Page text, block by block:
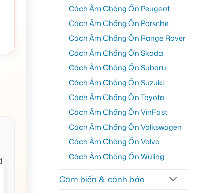
Cách Âm Chống Ồn Peugeot
Cách Âm Chống Ồn Porsche
Cách Âm Chống Ồn Range Rover
Cách Âm Chống Ồn Skoda
Cách Âm Chống Ồn Subaru
Cách Âm Chống Ồn Suzuki
Cách Âm Chống Ồn Toyota
Cách Âm Chống Ồn VinFast
Cách Âm Chống Ồn Volkswagen
Cách Âm Chống Ồn Volvo
Cách Âm Chống Ồn Wuling
Cảm biến & cảnh báo